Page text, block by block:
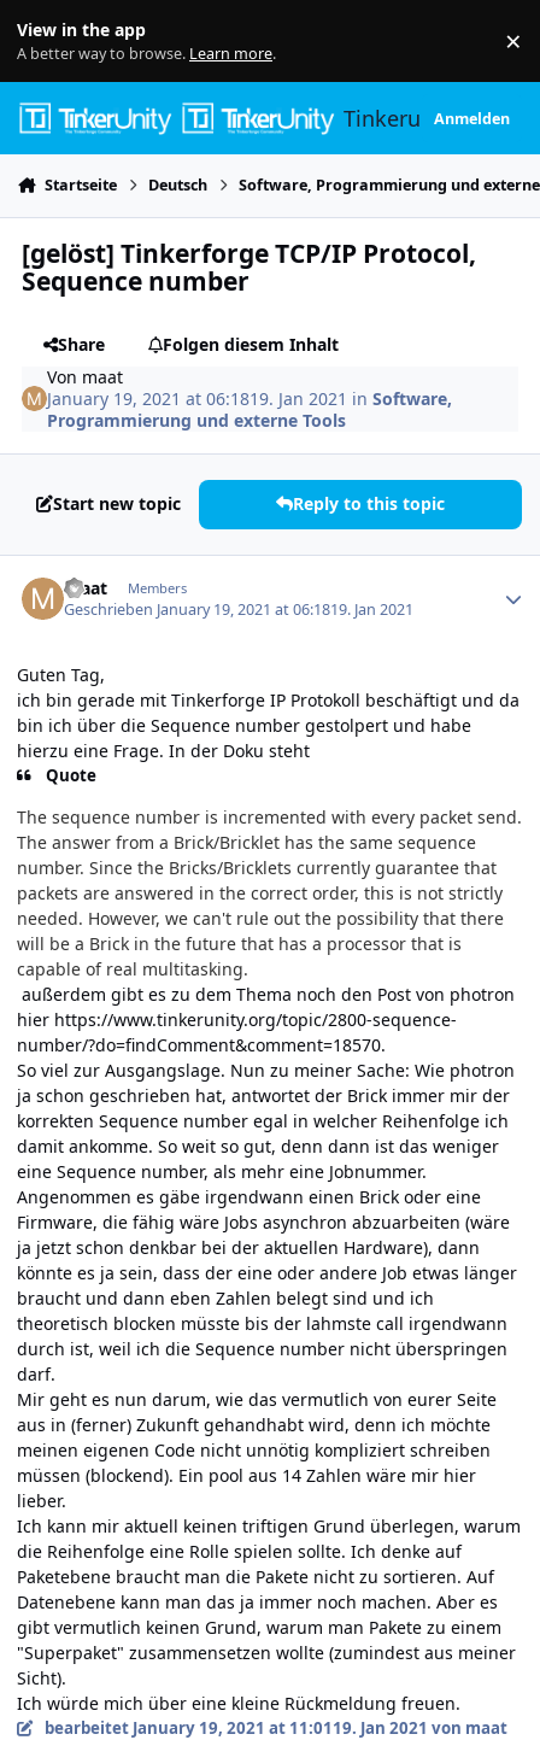
View in the app
A better way to browse. Learn more. ×
TinkerunityAnmelden
Startseite Deutsch Software, Programmierung und
[gelöst] Tinkerforge TCP/IP Protocol,
Sequence number
Share
Folgen diesem Inhalt
Von maat
January 19, 2021 at 06:1819. Jan 2021 inSoftware,
Programmierung und externe Tools
Start new topic Reply to this topic
maat Members
Geschrieben January 19, 2021 at 06:1819. Jan 2021
Guten Tag,
ich bin gerade mit Tinkerforge IP Protokoll beschäftigt und da
bin ich über die Sequence number gestolpert und habe
hierzu eine Frage. In der Doku steht
Quote
The sequence number is incremented with every packet send.
The answer from a Brick/Bricklet has the same sequence
number. Since the Bricks/Bricklets currently guarantee that
packets are answered in the correct order, this is not strictly
needed. However, we can't rule out the possibility that there
will be a Brick in the future that has a processor that is
capable of real multitasking.
außerdem gibt es zu dem Thema noch den Post von photron
hier https://www.tinkerunity.org/topic/2800-sequence-
number/?do=findComment&comment=18570.
So viel zur Ausgangslage. Nun zu meiner Sache: Wie photron
ja schon geschrieben hat, antwortet der Brick immer mir der
korrekten Sequence number egal in welcher Reihenfolge ich
damit ankomme. So weit so gut, denn dann ist das weniger
eine Sequence number, als mehr eine Jobnummer.
Angenommen es gäbe irgendwann einen Brick oder eine
Firmware, die fähig wäre Jobs asynchron abzuarbeiten (wäre
ja jetzt schon denkbar bei der aktuellen Hardware), dann
könnte es ja sein, dass der eine oder andere Job etwas länger
braucht und dann eben Zahlen belegt sind und ich
theoretisch blocken müsste bis der lahmste call irgendwann
durch ist, weil ich die Sequence number nicht überspringen
darf.
Mir geht es nun darum, wie das vermutlich von eurer Seite
aus in (ferner) Zukunft gehandhabt wird, denn ich möchte
meinen eigenen Code nicht unnötig kompliziert schreiben
müssen (blockend). Ein pool aus 14 Zahlen wäre mir hier
lieber.
Ich kann mir aktuell keinen triftigen Grund überlegen, warum
die Reihenfolge eine Rolle spielen sollte. Ich denke auf
Paketebene braucht man die Pakete nicht zu sortieren. Auf
Datenebene kann man das ja immer noch machen. Aber es
gibt vermutlich keinen Grund, warum man Pakete zu einem
"Superpaket" zusammensetzen wollte (zumindest aus meiner
Sicht).
Ich würde mich über eine kleine Rückmeldung freuen.
bearbeitet January 19, 2021 at 11:0119. Jan 2021 von maat